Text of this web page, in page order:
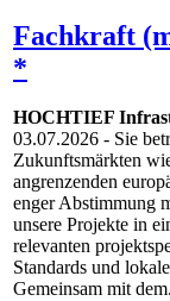
Fachkraft
*
HOCHTIEF
03.07.2026 - Sie
Zukunftsmärkten
angrenzenden
enger Abstimmung
unsere Projekte in
relevanten
Standards und
Gemeinsam mit